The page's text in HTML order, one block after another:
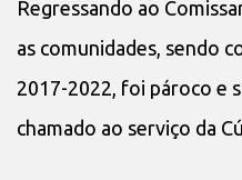
Regressando ao
as comunidades, sendo
2017-2022, foi pároco e
chamado ao serviço da